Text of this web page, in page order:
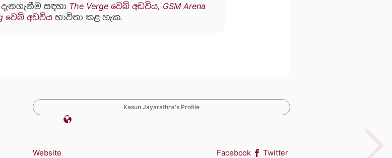
සඳහා The Verge වෙබ් අඩවිය, GSM Arena
වෙබ් අඩවිය භාවිතා කළ හැක.
Kasun Jayarathna's Profile
Website Facebook Twitter